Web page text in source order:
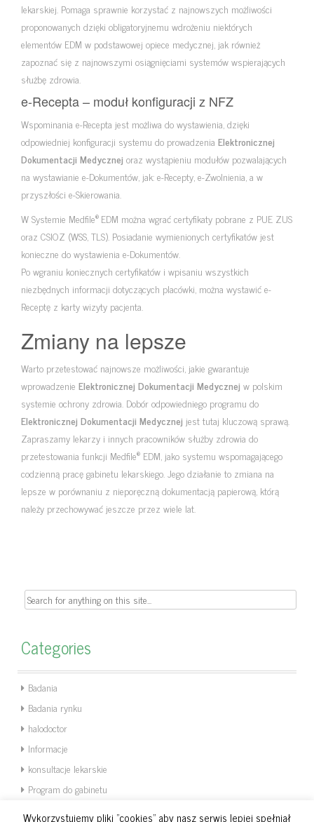
lekarskiej. Pomaga sprawnie korzystać z najnowszych możliwości
proponowanych dzięki obligatoryjnemu wdrożeniu niektórych
elementów EDM w podstawowej opiece medycznej, jak również
zapoznać się z najnowszymi osiągnięciami systemów wspierających
służbę zdrowia.
e-Recepta – moduł konfiguracji z NFZ
Wspominania e-Recepta jest możliwa do wystawienia, dzięki
odpowiedniej konfiguracji systemu do prowadzenia Elektronicznej
Dokumentacji Medycznej oraz wystąpieniu modułów pozwalających
na wystawianie e-Dokumentów, jak: e-Recepty, e-Zwolnienia, a w
przyszłości e-Skierowania.
W Systemie Medfile® EDM można wgrać certyfikaty pobrane z PUE ZUS
oraz CSIOZ (WSS, TLS). Posiadanie wymienionych certyfikatów jest
konieczne do wystawienia e-Dokumentów.
Po wgraniu koniecznych certyfikatów i wpisaniu wszystkich
niezbędnych informacji dotyczących placówki, można wystawić e-
Receptę z karty wizyty pacjenta.
Zmiany na lepsze
Warto przetestować najnowsze możliwości, jakie gwarantuje
wprowadzenie Elektronicznej Dokumentacji Medycznej w polskim
systemie ochrony zdrowia. Dobór odpowiedniego programu do
Elektronicznej Dokumentacji Medycznej jest tutaj kluczową sprawą.
Zapraszamy lekarzy i innych pracowników służby zdrowia do
przetestowania funkcji Medfile® EDM, jako systemu wspomagającego
codzienną pracę gabinetu lekarskiego. Jego działanie to zmiana na
lepsze w porównaniu z nieporęczną dokumentacją papierową, którą
należy przechowywać jeszcze przez wiele lat.
Search
Categories
Badania
Badania rynku
halodoctor
Informacje
konsultacje lekarskie
Program do gabinetu
Wykorzystujemy pliki "cookies" aby nasz serwis lepiej spełniał